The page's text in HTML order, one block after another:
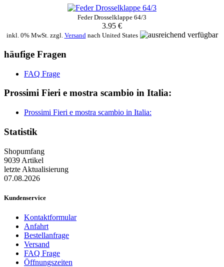
Feder Drosselklappe 64/3
3.95 €
inkl. 0% MwSt. zzgl. Versandnach United States
häufige Fragen
FAQ Frage
Prossimi Fieri e mostra scambio in Italia:
Prossimi Fieri e mostra scambio in Italia:
Statistik
Shopumfang
9039 Artikel
letzte Aktualisierung
07.08.2026
Kundenservice
Kontaktformular
Anfahrt
Bestellanfrage
Versand
FAQ Frage
Öffnungszeiten